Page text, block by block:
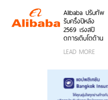
งานได้ทั้งบนสมา
ร์ตโฟน OPPO
และระบบ iOS ใน
ราคา 2,999 บาท
Alibaba ปรับทัพ
รับครึ่งปีหลัง
2569 เร่งสปี
ดการเติบโตด้าน
ขององค์กร
และการขยาย
โครงสร้างพื้นฐาน
ทั่วโลก
LEAD MORE